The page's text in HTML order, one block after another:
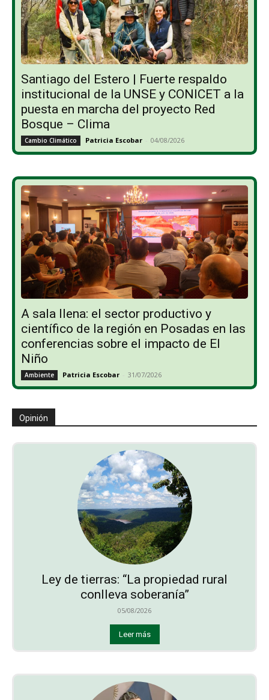
Santiago del Estero | Fuerte respaldo
institucional de la UNSE y CONICET a la
puesta en marcha del proyecto Red
Bosque – Clima
Cambio Climático Patricia Escobar - 04/08/2026
A sala llena: el sector productivo y
científico de la región en Posadas en las
conferencias sobre el impacto de El
Niño
Ambiente Patricia Escobar - 31/07/2026
Opinión
Ley de tierras: “La propiedad rural
conlleva soberanía”
05/08/2026
Leer más